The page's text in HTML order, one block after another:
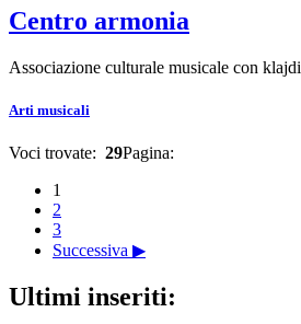
Centro armonia
Associazione culturale musicale con klajdi
Arti musicali
Voci trovate: 29Pagina:
1
2
3
Successiva ▶
Ultimi inseriti: